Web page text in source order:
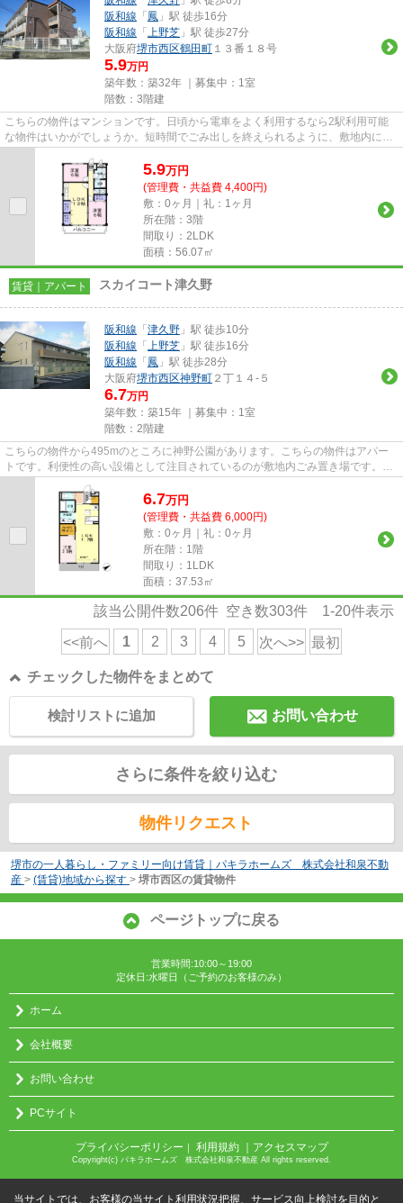
阪和線 「 鳳 」駅 徒歩16分
阪和線 「 上野芝 」駅 徒歩27分
大阪府堺市西区鶴田町 １３番１８号
5.9万円
築年数：築32年 ｜募集中： 1室
階数：3階建
こちらの物件はマンションです。日頃から電車をよく利用するなら2駅利用可能
な物件はいかがでしょうか。短時間でごみ出しを終えられるように、敷地内にゴ
5.9万円
(管理費・共益費 4,400円)
敷：0ヶ月｜礼：1ヶ月
所在階：3階
間取り：2LDK
面積：56.07㎡
賃貸｜アパート スカイコート津久野
阪和線 「 津久野 」駅 徒歩10分
阪和線 「 上野芝 」駅 徒歩16分
阪和線 「 鳳 」駅 徒歩28分
大阪府堺市西区神野町 ２丁１４-５
6.7万円
築年数：築15年 ｜募集中： 1室
階数：2階建
こちらの物件から495mのところに神野公園があります。こちらの物件はアパー
トです。利便性の高い設備として注目されているのが敷地内ごみ置き場です。こ
ちらの物件は自走式駐車場がご...
6.7万円
(管理費・共益費 6,000円)
敷：0ヶ月｜礼：0ヶ月
所在階：1階
間取り：1LDK
面積：37.53㎡
該当公開件数206件 空き数303件 1-20件表示
<<前へ 1 2 3 4 5 次へ>> 最初
チェックした物件をまとめて
お問い合わせ
検討リストに追加
さらに条件を絞り込む
物件リクエスト
堺市の一人暮らし・ファミリー向け賃貸｜パキラホームズ 株式会社和泉不動
産 > (賃貸)地域から探す > 堺市西区の賃貸物件
ページトップに戻る
営業時間:10:00～19:00
定休日:水曜日（ご予約のお客様のみ）
ホーム
会社概要
お問い合わせ
PCサイト
プライバシーポリシー ｜ 利用規約 ｜アクセスマップ
Copyright(c) パキラホームズ 株式会社和泉不動産 All rights reserved.
当サイトでは、お客様の当サイト利用状況把握、サービス向上検討を目的と